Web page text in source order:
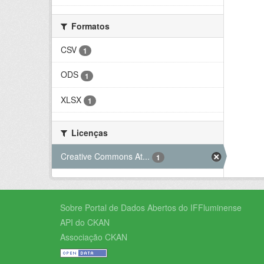
Formatos
CSV
1
ODS 1
XLSX 1
Licenças
Creative Commons At...
1
Sobre Portal de Dados Abertos do IFFluminense
API do CKAN
Associação CKAN